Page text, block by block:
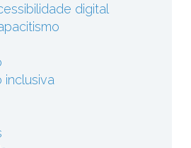
digital
inclusiva